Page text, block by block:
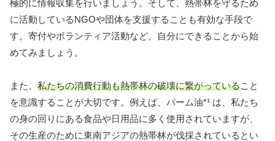
極的に情報収集を行いましょう。そして、熱帯林を守るため
に活動しているNGOや団体を支援することも有効な手段で
す。寄付やボランティア活動など、自分にできることから始
めてみましょう。
また、 私たちの消費行動も熱帯林の破壊に繋がっていること
を意識することが大切です。例えば、パーム油*¹ は、私たち
の身の回りにある食品や日用品に多く使用されていますが、
その生産のために東南アジアの熱帯林が伐採されているとい